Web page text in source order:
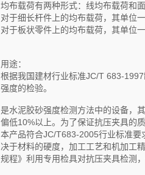
均布载荷有两种形式：线均布载荷和面
对于细长杆件上的均布载荷，其单位
对于板状零件上的均布载荷，其单位
用途：
根据我国建材行业标准JC/T 683-
强度的检验。
是水泥胶砂强度检测方法中的设备，
偏低10%以上。为了保证抗压夹具的
本产品符合JC/T683-2005行业标准
决于材料的硬度，加工工艺和机加工
规程》利用专用检具对抗压夹具检测